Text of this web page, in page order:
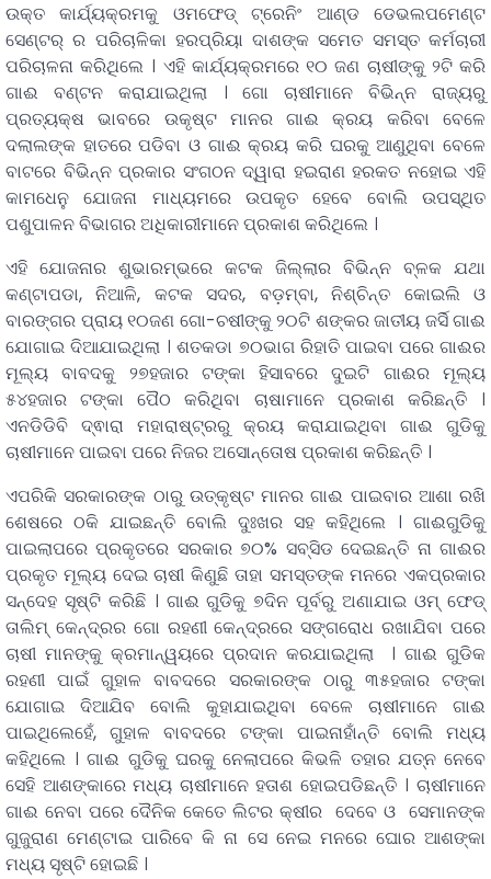
ଉକ୍ତ କାର୍ଯ୍ୟକ୍ରମକୁ ଓମଫେଡ୍ ଟ୍ରେନିଂ ଆଣ୍ଡ ଡେଭଲପମେଣ୍ଟ
ସେଣ୍ଟର୍ ର ପରିଚାଳିକା ହରପ୍ରିୟା ଦାଶଙ୍କ ସମେତ ସମସ୍ତ କର୍ମଚାରୀ
ପରିଚାଳନା କରିଥିଲେ । ଏହି କାର୍ଯ୍ୟକ୍ରମରେ ୧୦ ଜଣ ଚାଷୀଙ୍କୁ ୨ଟି କରି
ଗାଈ ବଣ୍ଟନ କରାଯାଇଥିଲା । ଗୋ ଚାଷୀମାନେ ବିଭିନ୍ନ ରାଜ୍ୟରୁ
ପ୍ରତ୍ୟକ୍ଷ ଭାବରେ ଉକୃଷ୍ଟ ମାନର ଗାଈ କ୍ରୟ କରିବା ବେଳେ
ଦଲାଲଙ୍କ ହାତରେ ପଡିବା ଓ ଗାଈ କ୍ରୟ କରି ଘରକୁ ଆଣୁଥିବା ବେଳେ
ବାଟରେ ବିଭିନ୍ନ ପ୍ରକାର ସଂଗଠନ ଦ୍ୱାରା ହଇରାଣ ହରକତ ନହୋଇ ଏହି
କାମଧେନୁ ଯୋଜନା ମାଧ୍ୟମରେ ଉପକୃତ ହେବେ ବୋଲି ଉପସ୍ଥିତ
ପଶୁପାଳନ ବିଭାଗର ଅଧିକାରୀମାନେ ପ୍ରକାଶ କରିଥିଲେ ।
ଏହି ଯୋଜନାର ଶୁଭାରମ୍ଭରେ କଟକ ଜିଲ୍ଲାର ବିଭିନ୍ନ ବ୍ଳକ ଯଥା
କଣ୍ଟାପଡା, ନିଆଳି, କଟକ ସଦର, ବଡ଼ମ୍ବା, ନିଶ୍ଚିନ୍ତ କୋଇଲି ଓ
ବାରଙ୍ଗର ପ୍ରାୟ ୧୦ଜଣ ଗୋ-ଚଷୀଙ୍କୁ ୨୦ଟି ଶଙ୍କର ଜାତୀୟ ଜର୍ସି ଗାଈ
ଯୋଗାଇ ଦିଆଯାଇଥିଲା । ଶତକଡା ୭୦ଭାଗ ରିହାତି ପାଇବା ପରେ ଗାଈର
ମୂଲ୍ୟ ବାବଦକୁ ୨୭ହଜାର ଟଙ୍କା ହିସାବରେ ଦୁଇଟି ଗାଈର ମୂଲ୍ୟ
୫୪ହଜାର ଟଙ୍କା ପୈଠ କରିଥିବା ଚାଷାମାନେ ପ୍ରକାଶ କରିଛନ୍ତି ।
ଏନଡିଡିବି ଦ୍ଵାରା ମହାରାଷ୍ଟ୍ରରୁ କ୍ରୟ କରାଯାଇଥିବା ଗାଈ ଗୁଡିକୁ
ଚାଷୀମାନେ ପାଇବା ପରେ ନିଜର ଅସୋନ୍ତୋଷ ପ୍ରକାଶ କରିଛନ୍ତି ।
ଏପରିକି ସରକାରଙ୍କ ଠାରୁ ଉତ୍କୃଷ୍ଟ ମାନର ଗାଈ ପାଇବାର ଆଶା ରଖି
ଶେଷରେ ଠକି ଯାଇଛନ୍ତି ବୋଲି ଦୁଃଖର ସହ କହିଥିଲେ । ଗାଈଗୁଡିକୁ
ପାଇଲାପରେ ପ୍ରକୃତରେ ସରକାର ୭୦% ସବ୍‌ସିଡ ଦେଇଛନ୍ତି ନା ଗାଈର
ପ୍ରକୃତ ମୂଲ୍ୟ ଦେଇ ଚାଷୀ କିଣୁଛି ତାହା ସମସ୍ତଙ୍କ ମନରେ ଏକପ୍ରକାର
ସନ୍ଦେହ ସୃଷ୍ଟି କରିଛି । ଗାଈ ଗୁଡିକୁ ୭ଦିନ ପୂର୍ବରୁ ଅଣାଯାଇ ଓମ୍‌ ଫେଡ୍‌
ତାଲିମ୍ କେନ୍ଦ୍ରର ଗୋ ରହଣୀ କେନ୍ଦ୍ରରେ ସଙ୍ଗରୋଧ ରଖାଯିବା ପରେ
ଚାଷୀ ମାନଙ୍କୁ କ୍ରମାନ୍ୱୟରେ ପ୍ରଦାନ କରଯାଇଥିଲା । ଗାଈ ଗୁଡିକ
ରହଣୀ ପାଇଁ ଗୁହାଳ ବାବଦରେ ସରକାରଙ୍କ ଠାରୁ ୩୫ହଜାର ଟଙ୍କା
ଯୋଗାଇ ଦିଆଯିବ ବୋଲି କୁହାଯାଇଥିବା ବେଳେ ଚାଷୀମାନେ ଗାଈ
ପାଇଥିଲେହେଁ, ଗୁହାଳ ବାବଦରେ ଟଙ୍କା ପାଇନାହାଁନ୍ତି ବୋଲି ମଧ୍ୟ
କହିଥିଲେ । ଗାଈ ଗୁଡିକୁ ଘରକୁ ନେଲାପରେ କିଭଳି ତହାର ଯତ୍ନ ନେବେ
ସେହି ଆଶଙ୍କାରେ ମଧ୍ୟ ଚାଷୀମାନେ ହତାଶ ହୋଇପଡିଛନ୍ତି । ଚାଷୀମାନେ
ଗାଈ ନେବା ପରେ ଦୈନିକ କେତେ ଲିଟର କ୍ଷୀର ଦେବେ ଓ ସେମାନଙ୍କ
ଗୁଜୁରାଣ ମେଣ୍ଟାଇ ପାରିବେ କି ନା ସେ ନେଇ ମନରେ ଘୋର ଆଶଙ୍କା
ମଧ୍ୟ ସୃଷ୍ଟି ହୋଇଛି ।